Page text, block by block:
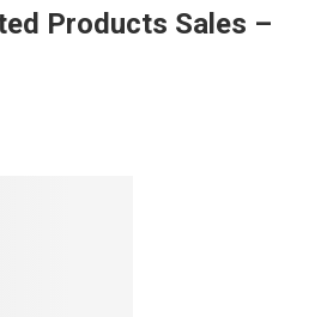
Products Sales –